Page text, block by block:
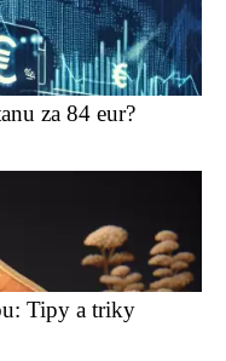
za 84 eur?
Tipy a triky